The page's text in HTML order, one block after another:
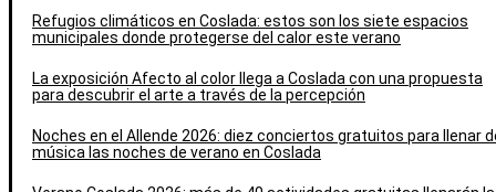
Refugios climáticos en Coslada: estos son los siete espacios
municipales donde protegerse del calor este verano
La exposición Afecto al color llega a Coslada con una propuesta
para descubrir el arte a través de la percepción
Noches en el Allende 2026: diez conciertos gratuitos para llenar
música las noches de verano en Coslada